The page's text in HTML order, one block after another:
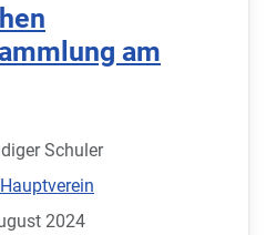
am
Schuler
2024